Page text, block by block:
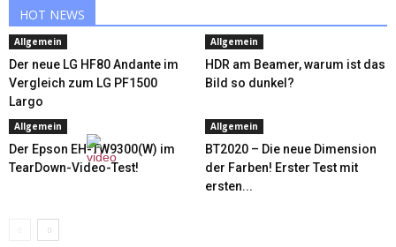
HOT NEWS
Allgemein
Der neue LG HF80 Andante im
Vergleich zum LG PF1500
Largo
Allgemein
HDR am Beamer, warum ist das
Bild so dunkel?
Allgemein
Der Epson EH-TW9300(W) im
TearDown-Video-Test!
Allgemein
BT2020 – Die neue Dimension
der Farben! Erster Test mit
ersten...